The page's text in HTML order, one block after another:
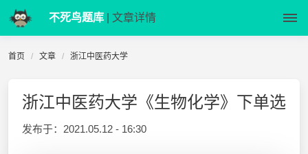
不死鸟题库 | 文章详情
首页 文章 浙江中医药大学
浙江中医药大学《生物化学》下单选
发布于： 2021.05.12 - 16:30